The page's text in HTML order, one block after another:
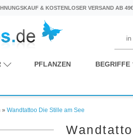
& KOSTENLOSER VERSAND AB
PFLANZEN BEGRIFFE
» Wandtattoo Die Stille am See